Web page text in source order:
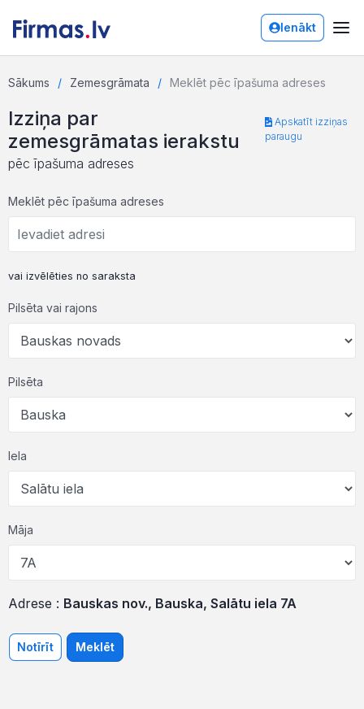
Ienākt
Sākums Zemesgrāmata Meklēt pēc īpašuma adreses
Izziņa par
zemesgrāmatas ierakstu
pēc īpašuma adreses
Apskatīt izziņas
paraugu
Meklēt pēc īpašuma adreses
vai izvēlēties no saraksta
Pilsēta vai rajons
Pilsēta
Iela
Māja
Adrese : Bauskas nov., Bauska, Salātu iela 7A
Notīrīt Meklēt